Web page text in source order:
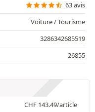
63 avis
Voiture / Tourisme
3286342685519
26855
CHF 143.49/article